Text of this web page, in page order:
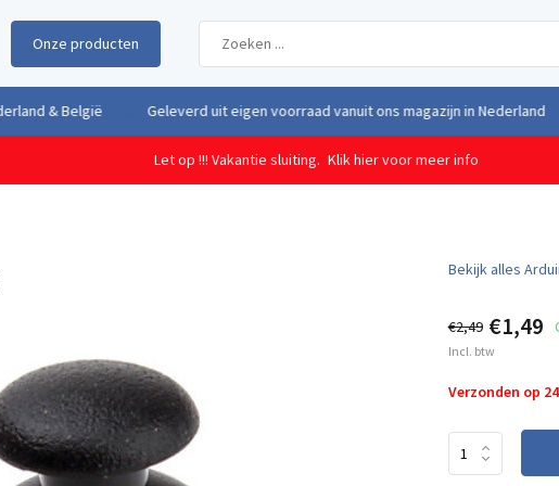
Onze producten
Geleverd uit eigen voorraad vanuit ons magazijn in Nederland Gratis
Let op !!! Vakantie sluiting. Klik hier voor meer info
Bekijk alles
€2,49 €1,49
Incl. btw
Verzonden op